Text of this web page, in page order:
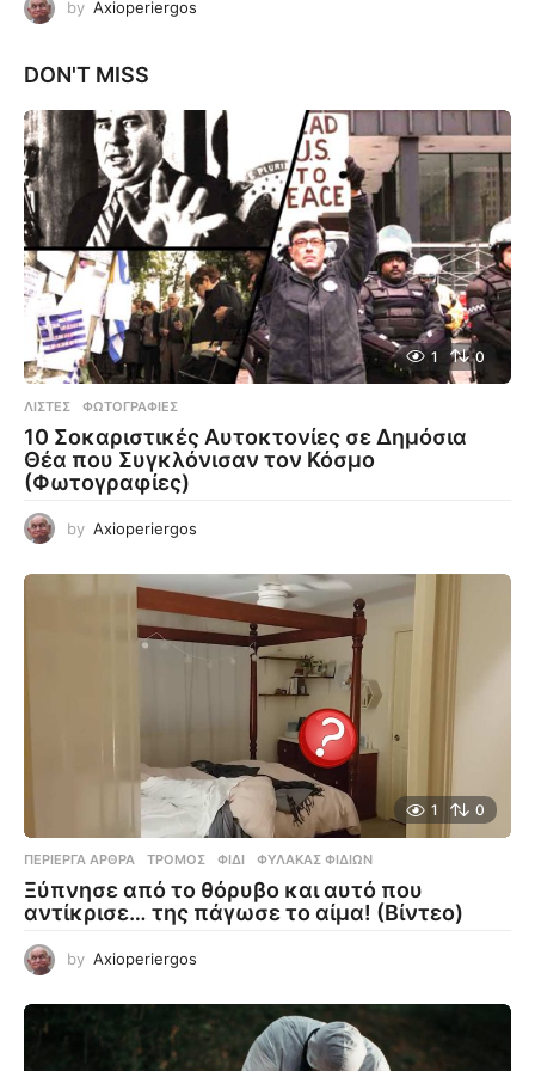
by Axioperiergos
DON'T MISS
1 0
ΛΊΣΤΕΣ ,ΦΩΤΟΓΡΑΦΊΕΣ
10 Σοκαριστικές Αυτοκτονίες σε Δημόσια
Θέα που Συγκλόνισαν τον Κόσμο
(Φωτογραφίες)
by Axioperiergos
1 0
ΠΕΡΊΕΡΓΑ ΆΡΘΡΑ ΤΡΌΜΟΣ ,ΦΊΔΙ ,ΦΎΛΑΚΑΣ ΦΙΔΙΏΝ
Ξύπνησε από το θόρυβο και αυτό που
αντίκρισε… της πάγωσε το αίμα! (Βίντεο)
by Axioperiergos